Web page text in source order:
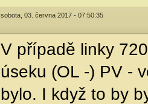
sobota, 03. června 2017 - 07:50:35
V případě linky
úseku (OL -) PV -
bylo. I když to by